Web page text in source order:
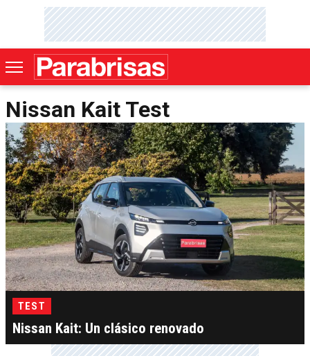
Nissan Kait Test
TEST
Nissan Kait: Un clásico renovado